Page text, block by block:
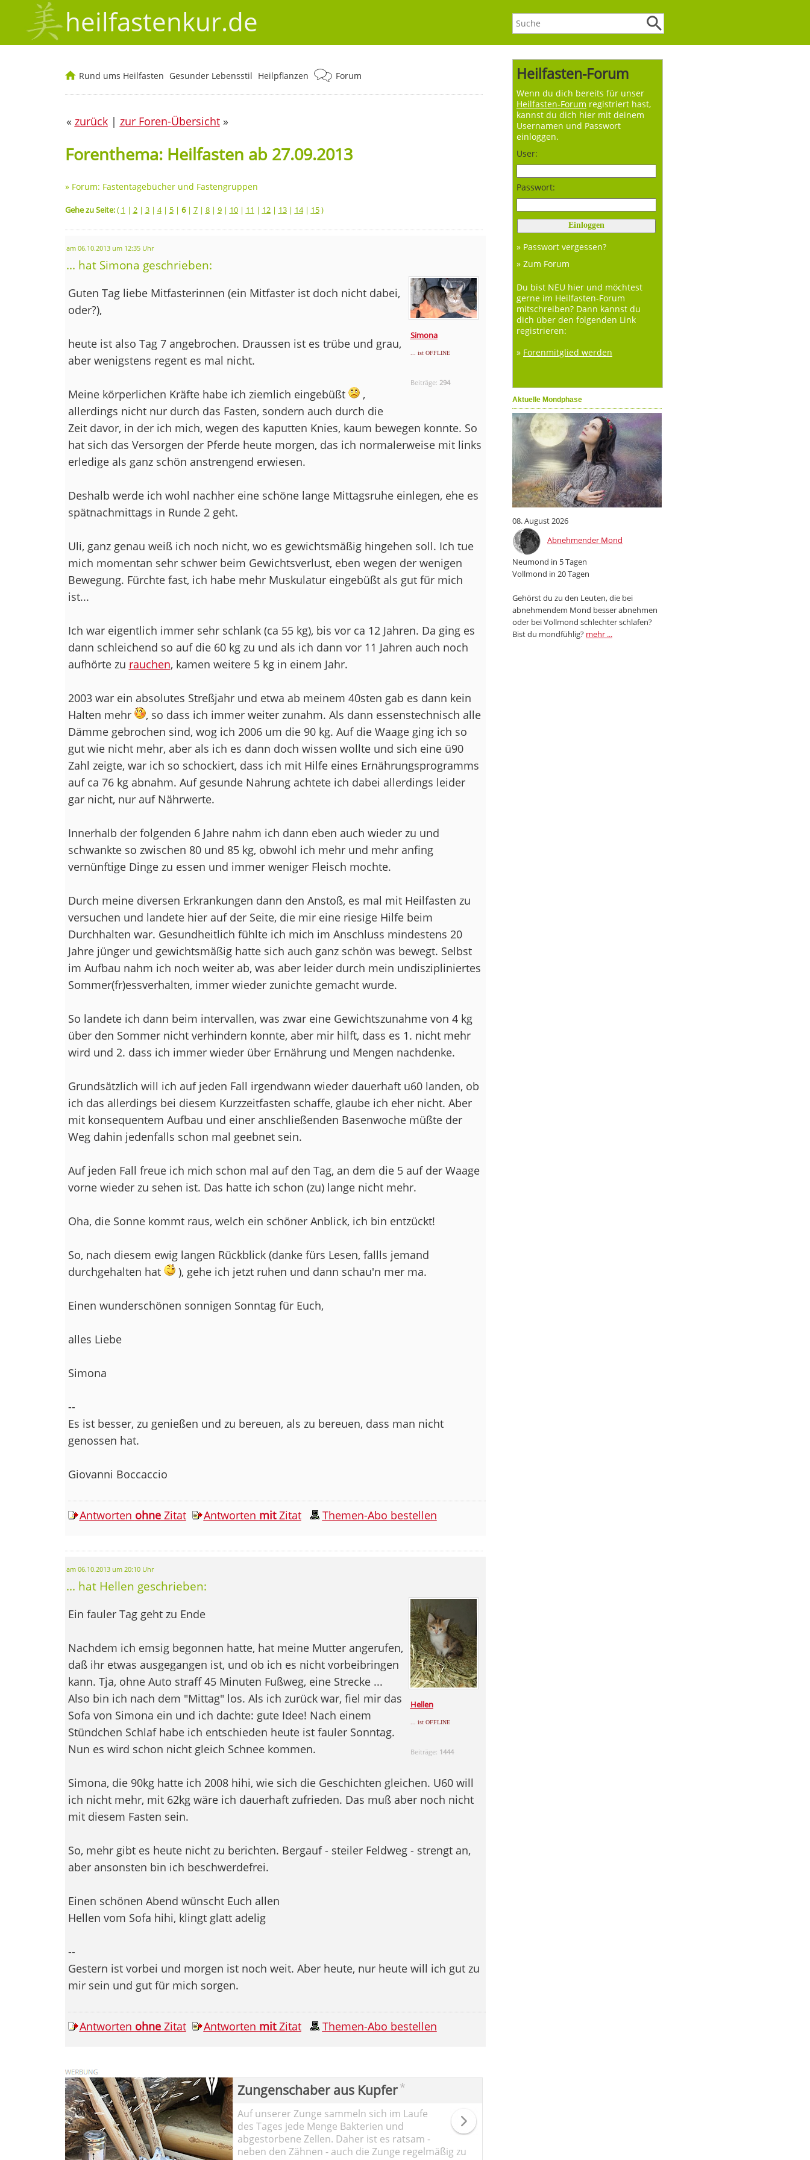
heilfastenkur.de
Heilfasten-Forum
Wenn du dich bereits für unser
Heilfasten-Forum registriert hast,
kannst du dich hier mit deinem
Usernamen und Passwort
einloggen.
User:
Passwort:
» Passwort vergessen?
» Zum Forum
Du bist NEU hier und möchtest
gerne im Heilfasten-Forum
mitschreiben? Dann kannst du
dich über den folgenden Link
registrieren:
» Forenmitglied werden
Aktuelle Mondphase
08. August 2026
Abnehmender Mond
Neumond in 5 Tagen
Vollmond in 20 Tagen
Gehörst du zu den Leuten, die bei
abnehmendem Mond besser abnehmen
oder bei Vollmond schlechter schlafen?
Bist du mondfühlig? mehr ...
Rund ums Heilfasten Gesunder Lebensstil Heilpflanzen Forum
« zurück| zur Foren-Übersicht»
Forenthema: Heilfasten ab 27.09.2013
» Forum: Fastentagebücher und Fastengruppen
Gehe zu Seite:( 1 | 2| 3| 4| 5| 6| 7| 8| 9| 10| 11 | 12| 13| 14| 15)
am 06.10.2013 um 12:35 Uhr
... hat Simona geschrieben:
Simona
... ist OFFLINE
Beiträge: 294
Guten Tag liebe Mitfasterinnen (ein Mitfaster ist doch nicht dabei,
oder?),
heute ist also Tag 7 angebrochen. Draussen ist es trübe und grau,
aber wenigstens regent es mal nicht.
Meine körperlichen Kräfte habe ich ziemlich eingebüßt
,
allerdings nicht nur durch das Fasten, sondern auch durch die
Zeit davor, in der ich mich, wegen des kaputten Knies, kaum bewegen konnte. So
hat sich das Versorgen der Pferde heute morgen, das ich normalerweise mit links
erledige als ganz schön anstrengend erwiesen.
Deshalb werde ich wohl nachher eine schöne lange Mittagsruhe einlegen, ehe es
spätnachmittags in Runde 2 geht.
Uli, ganz genau weiß ich noch nicht, wo es gewichtsmäßig hingehen soll. Ich tue
mich momentan sehr schwer beim Gewichtsverlust, eben wegen der wenigen
Bewegung. Fürchte fast, ich habe mehr Muskulatur eingebüßt als gut für mich
ist...
Ich war eigentlich immer sehr schlank (ca 55 kg), bis vor ca 12 Jahren. Da ging es
dann schleichend so auf die 60 kg zu und als ich dann vor 11 Jahren auch noch
aufhörte zu rauchen, kamen weitere 5 kg in einem Jahr.
2003 war ein absolutes Streßjahr und etwa ab meinem 40sten gab es dann kein
Halten mehr
, so dass ich immer weiter zunahm. Als dann essenstechnisch alle
Dämme gebrochen sind, wog ich 2006 um die 90 kg. Auf die Waage ging ich so
gut wie nicht mehr, aber als ich es dann doch wissen wollte und sich eine ü90
Zahl zeigte, war ich so schockiert, dass ich mit Hilfe eines Ernährungsprogramms
auf ca 76 kg abnahm. Auf gesunde Nahrung achtete ich dabei allerdings leider
gar nicht, nur auf Nährwerte.
Innerhalb der folgenden 6 Jahre nahm ich dann eben auch wieder zu und
schwankte so zwischen 80 und 85 kg, obwohl ich mehr und mehr anfing
vernünftige Dinge zu essen und immer weniger Fleisch mochte.
Durch meine diversen Erkrankungen dann den Anstoß, es mal mit Heilfasten zu
versuchen und landete hier auf der Seite, die mir eine riesige Hilfe beim
Durchhalten war. Gesundheitlich fühlte ich mich im Anschluss mindestens 20
Jahre jünger und gewichtsmäßig hatte sich auch ganz schön was bewegt. Selbst
im Aufbau nahm ich noch weiter ab, was aber leider durch mein undiszipliniertes
Sommer(fr)essverhalten, immer wieder zunichte gemacht wurde.
So landete ich dann beim intervallen, was zwar eine Gewichtszunahme von 4 kg
über den Sommer nicht verhindern konnte, aber mir hilft, dass es 1. nicht mehr
wird und 2. dass ich immer wieder über Ernährung und Mengen nachdenke.
Grundsätzlich will ich auf jeden Fall irgendwann wieder dauerhaft u60 landen, ob
ich das allerdings bei diesem Kurzzeitfasten schaffe, glaube ich eher nicht. Aber
mit konsequentem Aufbau und einer anschließenden Basenwoche müßte der
Weg dahin jedenfalls schon mal geebnet sein.
Auf jeden Fall freue ich mich schon mal auf den Tag, an dem die 5 auf der Waage
vorne wieder zu sehen ist. Das hatte ich schon (zu) lange nicht mehr.
Oha, die Sonne kommt raus, welch ein schöner Anblick, ich bin entzückt!
So, nach diesem ewig langen Rückblick (danke fürs Lesen, fallls jemand
durchgehalten hat
), gehe ich jetzt ruhen und dann schau'n mer ma.
Einen wunderschönen sonnigen Sonntag für Euch,
alles Liebe
Simona
--
Es ist besser, zu genießen und zu bereuen, als zu bereuen, dass man nicht
genossen hat.
Giovanni Boccaccio
Antworten ohneZitat Antworten mitZitat Themen-Abo bestellen
am 06.10.2013 um 20:10 Uhr
... hat Hellen geschrieben:
Hellen
... ist OFFLINE
Beiträge: 1444
Ein fauler Tag geht zu Ende
Nachdem ich emsig begonnen hatte, hat meine Mutter angerufen,
daß ihr etwas ausgegangen ist, und ob ich es nicht vorbeibringen
kann. Tja, ohne Auto straff 45 Minuten Fußweg, eine Strecke ...
Also bin ich nach dem "Mittag" los. Als ich zurück war, fiel mir das
Sofa von Simona ein und ich dachte: gute Idee! Nach einem
Stündchen Schlaf habe ich entschieden heute ist fauler Sonntag.
Nun es wird schon nicht gleich Schnee kommen.
Simona, die 90kg hatte ich 2008 hihi, wie sich die Geschichten gleichen. U60 will
ich nicht mehr, mit 62kg wäre ich dauerhaft zufrieden. Das muß aber noch nicht
mit diesem Fasten sein.
So, mehr gibt es heute nicht zu berichten. Bergauf - steiler Feldweg - strengt an,
aber ansonsten bin ich beschwerdefrei.
Einen schönen Abend wünscht Euch allen
Hellen vom Sofa hihi, klingt glatt adelig
--
Gestern ist vorbei und morgen ist noch weit. Aber heute, nur heute will ich gut zu
mir sein und gut für mich sorgen.
Antworten ohneZitat Antworten mitZitat Themen-Abo bestellen
Zungenschaber aus Kupfer*
Auf unserer Zunge sammeln sich im Laufe
des Tages jede Menge Bakterien und
abgestorbene Zellen. Daher ist es ratsam -
neben den Zähnen - auch die Zunge regelmäßig zu